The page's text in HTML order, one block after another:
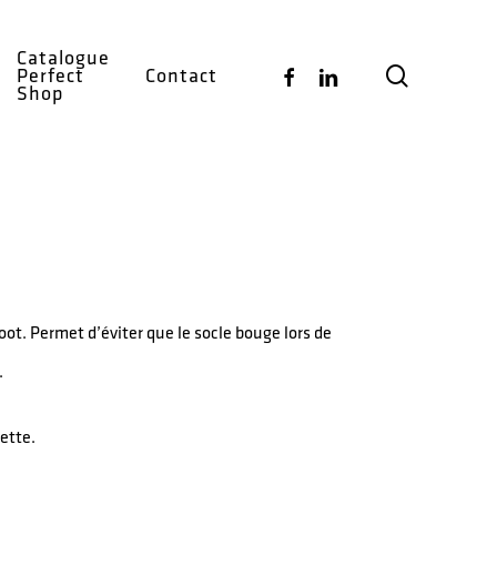
Catalogue
Perfect
Shop
Contact FacebookLinkedin
Permet d’éviter que le socle bouge lors de